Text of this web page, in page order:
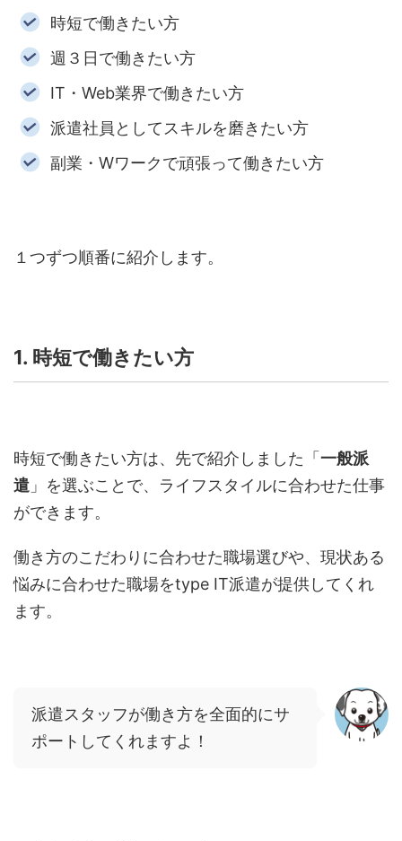
時短で働きたい方
週３日で働きたい方
IT ・ Web業界で働きたい方
派遣社員としてスキルを磨きたい方
副業・ Wワークで頑張って働きたい方
１つずつ順番に紹介します。
1. 時短で働きたい方
時短で働きたい方は、先で紹介しました「 一般派
遣 」を選ぶことで、ライフスタイルに合わせた仕事
ができます。
働き方のこだわりに合わせた職場選びや、現状ある
悩みに合わせた職場をtype IT派遣が提供してくれ
ます。
派遣スタッフが働き方を全面的にサ
ポートしてくれますよ！